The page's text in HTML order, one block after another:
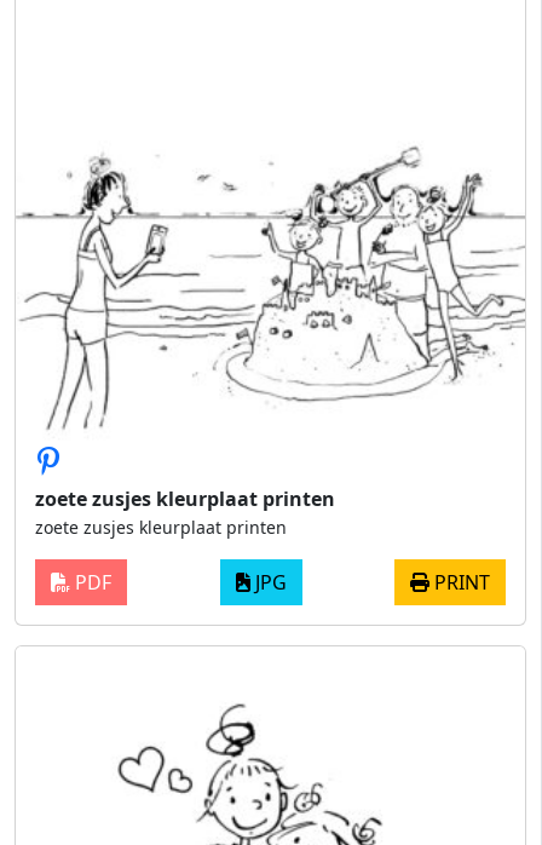
zoete zusjes kleurplaat printen
zoete zusjes kleurplaat printen
PDF JPG PRINT